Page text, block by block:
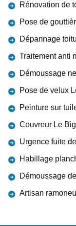
Rénovation de
Pose de
Dépannage
Traitement anti
Démoussage
Pose de velux
Peinture sur
Couvreur Le
Urgence fuite
Habillage
Démoussage
Artisan